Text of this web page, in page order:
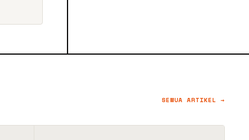
SEMUA ARTIKEL →